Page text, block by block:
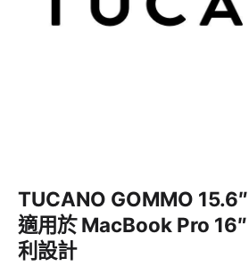
TUCANO GOMMO
適用於 MacBook Pro
利設計